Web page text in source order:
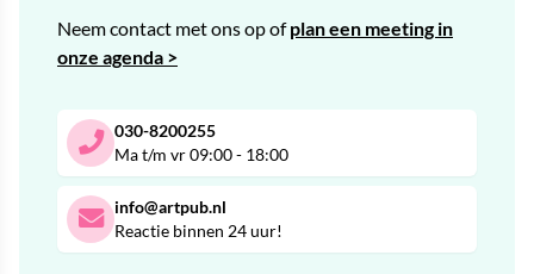
Neem contact met ons op ofplan een meeting in
onze agenda >
030-8200255
Ma t/m vr 09:00 - 18:00
info@artpub.nl
Reactie binnen 24 uur!